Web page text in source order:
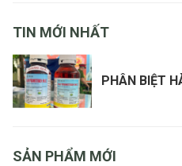
TIN MỚI NHẤT
PHÂN BIỆT
SẢN PHẨM MỚI